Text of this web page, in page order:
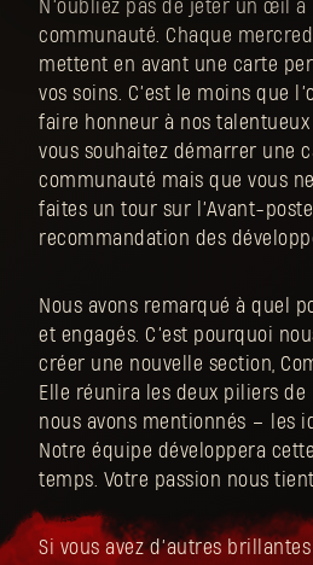
N’oubliez pas de jeter un œil à
communauté. Chaque
mettent en avant une carte
vos soins. C’est le moins que
faire honneur à nos talentueux
vous souhaitez démarrer une
communauté mais que vous
faites un tour sur l’Avant-
recommandation des
Nous avons remarqué à quel
et engagés. C’est pourquoi
créer une nouvelle section,
Elle réunira les deux piliers
nous avons mentionnés – les
Notre équipe développera
temps. Votre passion nous
Si vous avez d’autres